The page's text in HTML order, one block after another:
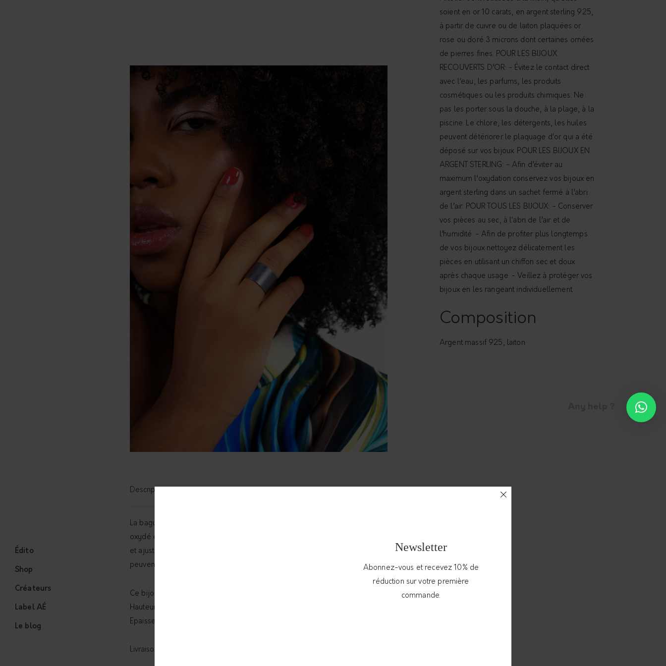
Édito
Shop
Créateurs
Label AÉ
Le blog
Description
La bague BASIC RING est graphique et élégante avec son anneau en argent
oxydé et sa spirale en laiton. Ce modèle de la maison Dàvila est modulable
et ajustable selon vos envies. Comment ? Grâce à ses deux éléments qui
peuvent se porter séparément.
Ce bijou est réalisé à la main et sur commande.
Hauteur : 14mm
Epaisseur : 1mm
Livraison
soient en or 10 carats, en argent sterling 925,
à partir de cuivre ou de laiton plaquées or
rose ou doré 3 microns dont certaines ornées
de pierres fines. POUR LES BIJOUX
RECOUVERTS D’OR: - Évitez le contact direct
avec l’eau, les parfums, les produits
cosmétiques ou les produits chimiques. Ne
pas les porter sous la douche, à la plage, à la
piscine. Le chlore, les détergents, les huiles
peuvent détériorer le plaquage d'or qui a été
déposé sur vos bijoux. POUR LES BIJOUX EN
ARGENT STERLING: - Afin d’éviter au
maximum l’oxydation conservez vos bijoux en
argent sterling dans un sachet fermé à l’abri
de l’air. POUR TOUS LES BIJOUX: - Conserver
vos pièces au sec, à l'abri de l’air et de
l’humidité. - Afin de profiter plus longtemps
de vos bijoux nettoyez délicatement les
pièces en utilisant un chiffon sec et doux
après chaque usage. - Veillez à protéger vos
bijoux en les rangeant individuellement.
Composition
Argent massif 925, laiton
Newsletter
Abonnez-vous et recevez 10% de
réduction sur votre première
commande.